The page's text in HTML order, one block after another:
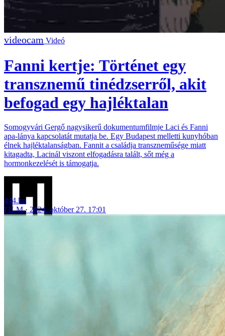
Videó
Fanni kertje: Történet egy
transznemű tinédzserről, akit
befogad egy hajléktalan
Somogyvári Gergő nagysikerű dokumentumfilmje Laci és Fanni
apa-lánya kapcsolatát mutatja be. Egy Budapest melletti kunyhóban
élnek hajléktalanságban. Fannit a családja transzneműsége miatt
kitagadta, Lacinál viszont elfogadásra talált, sőt még a
hormonkezelését is támogatja.
444.hu
FILM
2024. október 27. 17:01